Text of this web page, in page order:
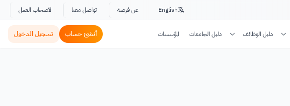
English عن فرصة تواصل معنا لأصحاب العمل
دليل الوظائف دليل الجامعات المؤسسات أنشئ حساب تسجيل الدخول